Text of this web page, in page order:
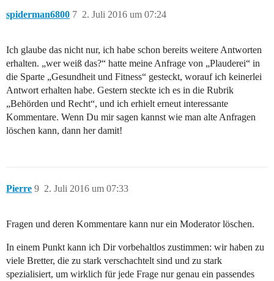
spiderman6800 2. Juli 2016 um 07:24
7
Ich glaube das nicht nur, ich habe schon bereits weitere Antworten
erhalten. „wer weiß das?“ hatte meine Anfrage von „Plauderei“ in
die Sparte „Gesundheit und Fitness“ gesteckt, worauf ich keinerlei
Antwort erhalten habe. Gestern steckte ich es in die Rubrik
„Behörden und Recht“, und ich erhielt erneut interessante
Kommentare. Wenn Du mir sagen kannst wie man alte Anfragen
löschen kann, dann her damit!
Pierre 2. Juli 2016 um 07:33
9
Fragen und deren Kommentare kann nur ein Moderator löschen.
In einem Punkt kann ich Dir vorbehaltlos zustimmen: wir haben zu
viele Bretter, die zu stark verschachtelt sind und zu stark
spezialisiert, um wirklich für jede Frage nur genau ein passendes